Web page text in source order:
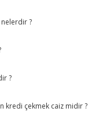
?
?
kredi çekmek caiz midir ?